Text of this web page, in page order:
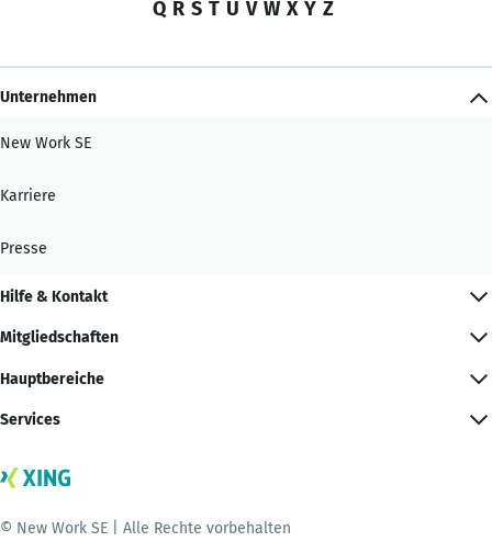
Q R S T U V W X Y Z
Unternehmen
New Work SE
Karriere
Presse
Hilfe & Kontakt
Mitgliedschaften
Hauptbereiche
Services
© New Work SE | Alle Rechte vorbehalten